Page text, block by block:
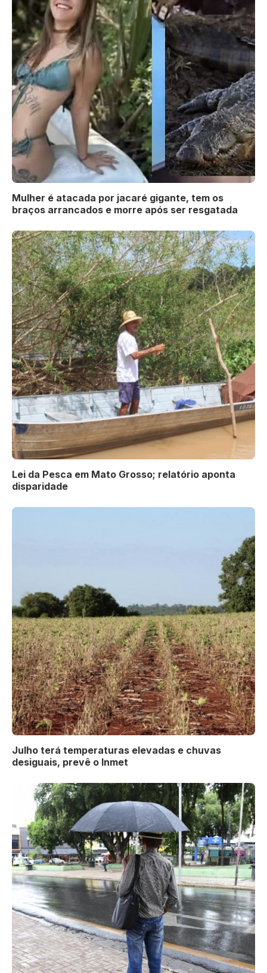
Mulher é atacada por jacaré gigante, tem os
braços arrancados e morre após ser resgatada
Lei da Pesca em Mato Grosso; relatório aponta
disparidade
Julho terá temperaturas elevadas e chuvas
desiguais, prevê o Inmet